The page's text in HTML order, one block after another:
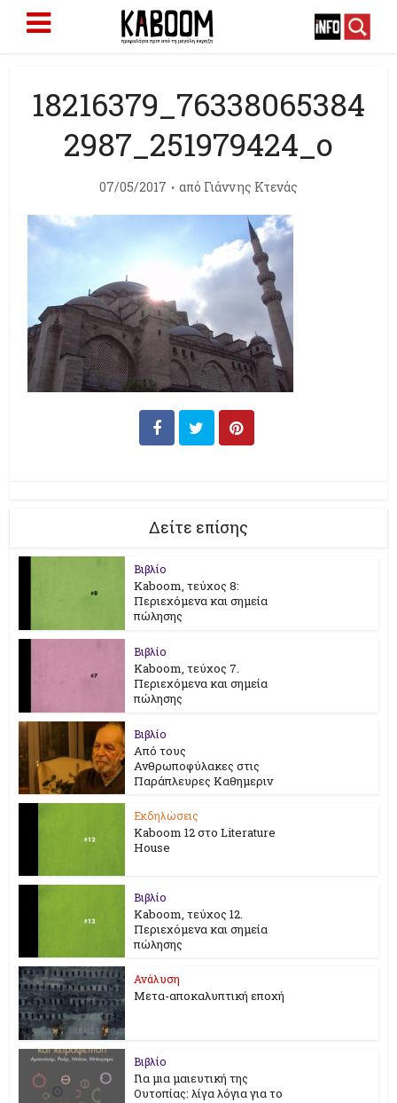
18216379_76338065384
2987_251979424_o
07/05/2017 από Γιάννης Κτενάς
Δείτε επίσης
Βιβλίο
Kaboom, τεύχος 8:
Περιεχόμενα και σημεία
πώλησης
Βιβλίο
Kaboom, τεύχος 7.
Περιεχόμενα και σημεία
πώλησης
Βιβλίο
Από τους
Ανθρωποφύλακες στις
Παράπλευρες Καθημεριν
Εκδηλώσεις
Kaboom 12 στο Literature
House
Βιβλίο
Kaboom, τεύχος 12.
Περιεχόμενα και σημεία
πώλησης
Ανάλυση
Μετα-αποκαλυπτική εποχή
Βιβλίο
Για μια μαιευτική της
Ουτοπίας: λίγα λόγια για το